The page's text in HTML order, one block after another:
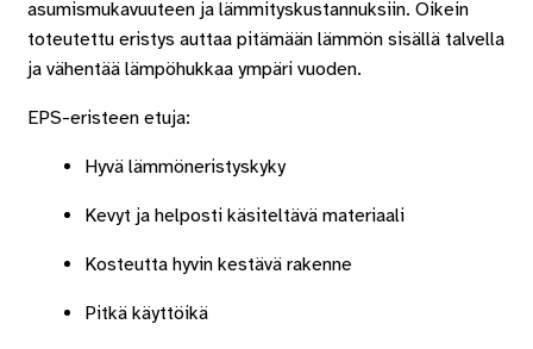
asumismukavuuteen ja lämmityskustannuksiin. Oikein
toteutettu eristys auttaa pitämään lämmön sisällä talvella
ja vähentää lämpöhukkaa ympäri vuoden.
EPS-eristeen etuja:
Hyvä lämmöneristyskyky
Kevyt ja helposti käsiteltävä materiaali
Kosteutta hyvin kestävä rakenne
Pitkä käyttöikä